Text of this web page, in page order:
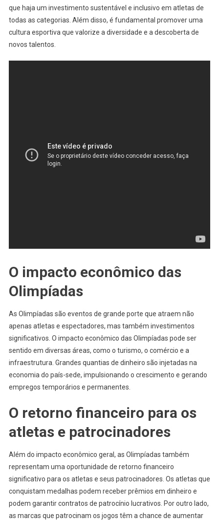
que haja um investimento sustentável e inclusivo em atletas de
todas as categorias. Além disso, é fundamental promover uma
cultura esportiva que valorize a diversidade e a descoberta de
novos talentos.
O impacto econômico das
Olimpíadas
As Olimpíadas são eventos de grande porte que atraem não
apenas atletas e espectadores, mas também investimentos
significativos. O impacto econômico das Olimpíadas pode ser
sentido em diversas áreas, como o turismo, o comércio e a
infraestrutura. Grandes quantias de dinheiro são injetadas na
economia do país-sede, impulsionando o crescimento e gerando
empregos temporários e permanentes.
O retorno financeiro para os
atletas e patrocinadores
Além do impacto econômico geral, as Olimpíadas também
representam uma oportunidade de retorno financeiro
significativo para os atletas e seus patrocinadores. Os atletas que
conquistam medalhas podem receber prêmios em dinheiro e
podem garantir contratos de patrocínio lucrativos. Por outro lado,
as marcas que patrocinam os jogos têm a chance de aumentar